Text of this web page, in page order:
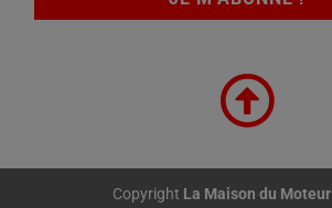
Copyright La Maison du Moteur